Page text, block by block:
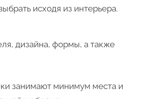
исходя из интерьера.
дизайна, формы, а также
занимают минимум места и